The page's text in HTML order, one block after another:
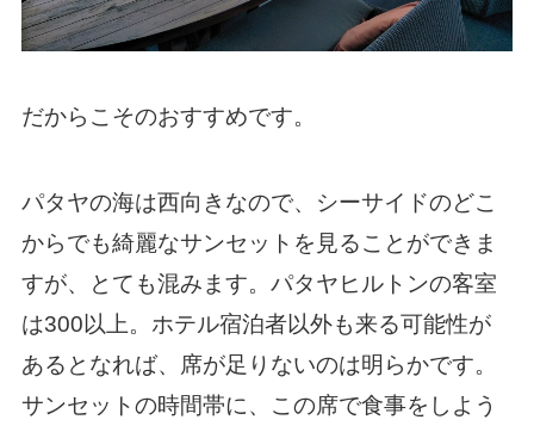
だからこそのおすすめです。
パタヤの海は西向きなので、シーサイドのどこ
からでも綺麗なサンセットを見ることができま
すが、とても混みます。パタヤヒルトンの客室
は300以上。ホテル宿泊者以外も来る可能性が
あるとなれば、席が足りないのは明らかです。
サンセットの時間帯に、この席で食事をしよう